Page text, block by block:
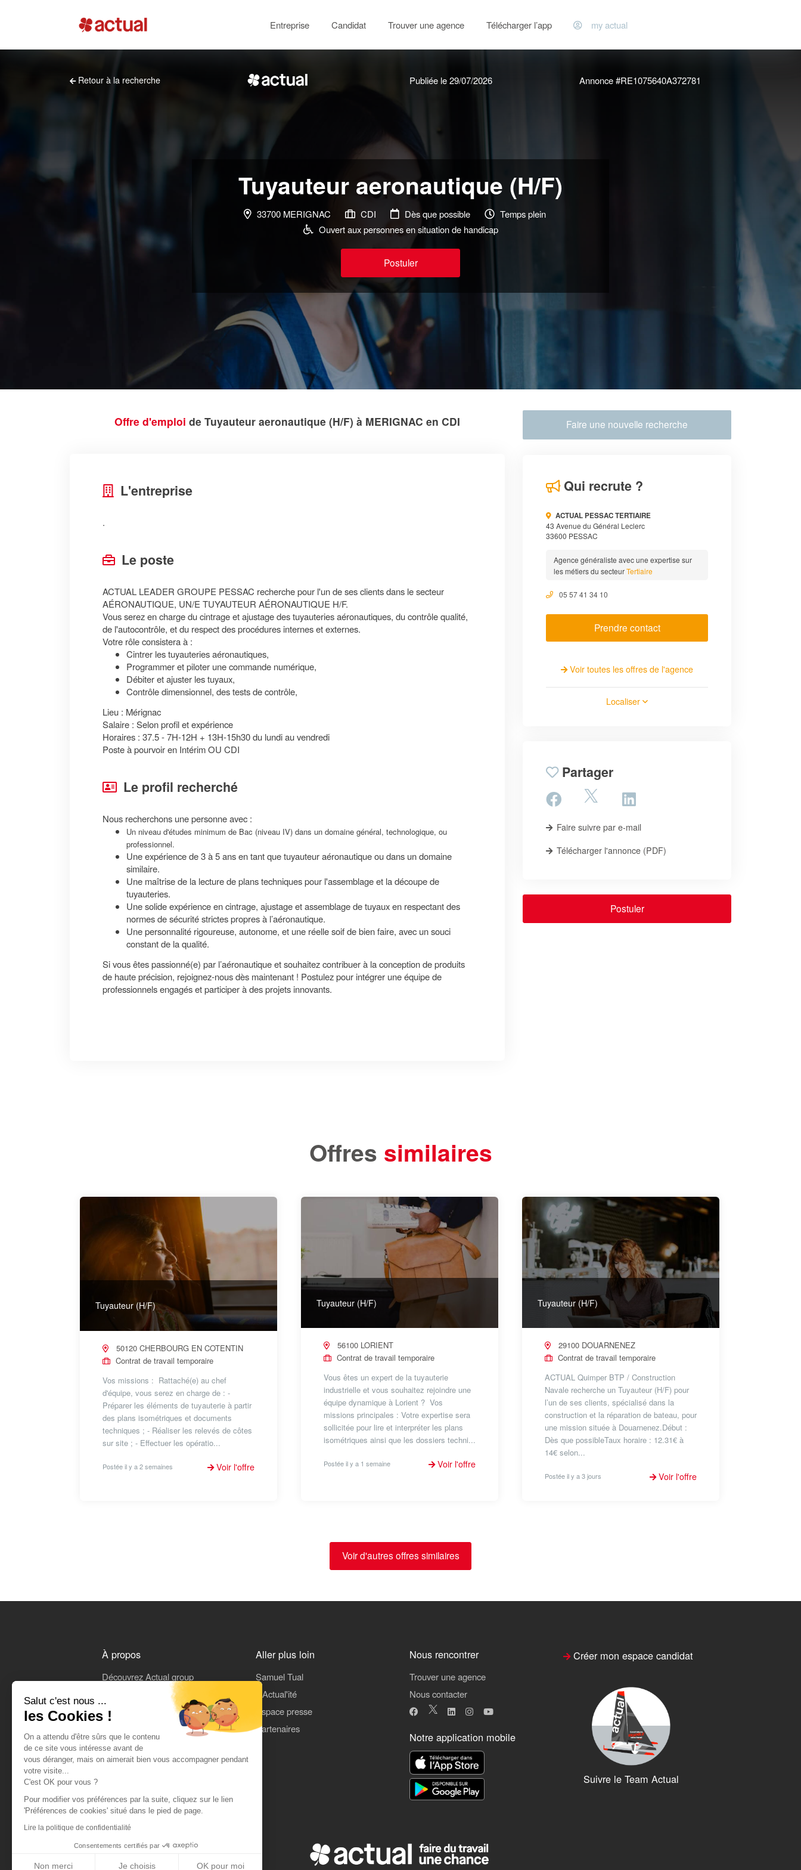
Salut c'est nous ...
les Cookies !
On a attendu d'être sûrs que le contenu
de ce site vous intéresse avant de
vous déranger, mais on aimerait bien vous accompagner pendant
votre visite...
C'est OK pour vous ?
Pour modifier vos préférences par la suite, cliquez sur le lien
'Préférences de cookies' situé dans le pied de page.
Lire la politique de confidentialité
Consentements certifiés par
Non merci Je choisis OK pour moi
Entreprise Candidat Trouver une agence Télécharger l’app my actual
Retour à la recherche Publiée le 29/07/2026 Annonce #RE1075640A372781
Tuyauteur aeronautique (H/F)
33700 MERIGNAC CDI Dès que possible
Temps plein
Ouvert aux personnes en situation de handicap
Postuler
Offre d'emploi de Tuyauteur aeronautique (H/F) à MERIGNAC en CDI
L'entreprise
.
Le poste
ACTUAL LEADER GROUPE PESSAC recherche pour l'un de ses clients dans le secteur
AÉRONAUTIQUE, UN/E TUYAUTEUR AÉRONAUTIQUE H/F.
Vous serez en charge du cintrage et ajustage des tuyauteries aéronautiques, du contrôle qualité,
de l'autocontrôle, et du respect des procédures internes et externes.
Votre rôle consistera à :
Cintrer les tuyauteries aéronautiques,
Programmer et piloter une commande numérique,
Débiter et ajuster les tuyaux,
Contrôle dimensionnel, des tests de contrôle,
Lieu : Mérignac
Salaire : Selon profil et expérience
Horaires : 37.5 - 7H-12H + 13H-15h30 du lundi au vendredi
Poste à pourvoir en Intérim OU CDI
Le profil recherché
Nous recherchons une personne avec :
Un niveau d'études minimum de Bac (niveau IV) dans un domaine général, technologique, ou
professionnel.
Une expérience de 3 à 5 ans en tant que tuyauteur aéronautique ou dans un domaine
similaire.
Une maîtrise de la lecture de plans techniques pour l'assemblage et la découpe de
tuyauteries.
Une solide expérience en cintrage, ajustage et assemblage de tuyaux en respectant des
normes de sécurité strictes propres à l’aéronautique.
Une personnalité rigoureuse, autonome, et une réelle soif de bien faire, avec un souci
constant de la qualité.
Si vous êtes passionné(e) par l’aéronautique et souhaitez contribuer à la conception de produits
de haute précision, rejoignez-nous dès maintenant ! Postulez pour intégrer une équipe de
professionnels engagés et participer à des projets innovants.
Faire une nouvelle recherche
Qui recrute ?
ACTUAL PESSAC TERTIAIRE
43 Avenue du Général Leclerc
33600 PESSAC
Agence généraliste avec une expertise sur
les métiers du secteurTertiaire
05 57 41 34 10
Prendre contact
Voir toutes les offres de l'agence
Localiser
Partager
Faire suivre par e-mail
Télécharger l'annonce (PDF)
Postuler
Offres similaires
Tuyauteur (H/F)
50120 CHERBOURG EN COTENTIN
Contrat de travail temporaire
Vos missions : Rattaché(e) au chef
d'équipe, vous serez en charge de : -
Préparer les éléments de tuyauterie à partir
des plans isométriques et documents
techniques ; - Réaliser les relevés de côtes
sur site ; - Effectuer les opératio...
Postée il y a 2 semaines Voir l'offre
Tuyauteur (H/F)
56100 LORIENT
Contrat de travail temporaire
Vous êtes un expert de la tuyauterie
industrielle et vous souhaitez rejoindre une
équipe dynamique à Lorient ? Vos
missions principales : Votre expertise sera
sollicitée pour lire et interpréter les plans
isométriques ainsi que les dossiers techni...
Postée il y a 1 semaine Voir l'offre
Tuyauteur (H/F)
29100 DOUARNENEZ
Contrat de travail temporaire
ACTUAL Quimper BTP / Construction
Navale recherche un Tuyauteur (H/F) pour
l’un de ses clients, spécialisé dans la
construction et la réparation de bateau, pour
une mission située à Douarnenez.Début :
Dès que possibleTaux horaire : 12.31€ à
14€ selon...
Postée il y a 3 jours Voir l'offre
Voir d'autres offres similaires
À propos
Découvrez Actual group
On parle de nous
CGU
Données personnelles
Aller plus loin
Samuel Tual
L'Actual'ité
Espace presse
Partenaires
Nous rencontrer
Trouver une agence
Nous contacter
Notre application mobile
Créer mon espace candidat
Suivre le Team Actual